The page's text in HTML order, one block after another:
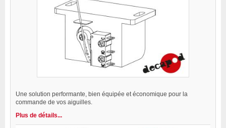
Une solution performante, bien équipée et économique pour la
commande de vos aiguilles.
Plus de détails...